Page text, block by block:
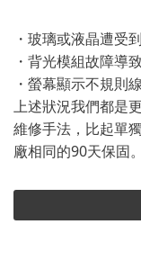
・玻璃或液晶遭受
・背光模組故障導
・螢幕顯示不規則
上述狀況我們都是
維修手法，比起單
廠相同的90天保固。